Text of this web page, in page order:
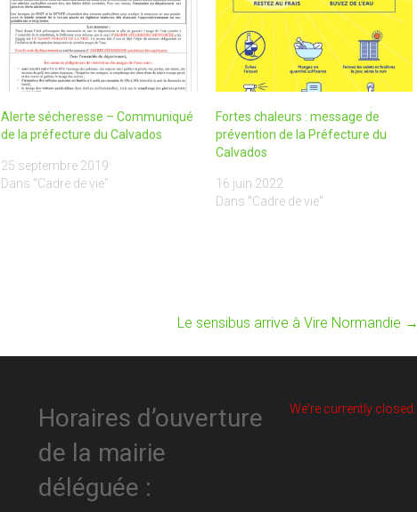
Alerte sécheresse – Communiqué
de la préfecture du Calvados
25 septembre 2019
Dans "Cadre de vie"
Fortes chaleurs : message de
prévention de la Préfecture du
Calvados
16 juin 2022
Dans "Cadre de vie"
Le sensibus arrive à Vire Normandie →
Horaires d’ouverture
de la mairie
déléguée :
We're currently closed.